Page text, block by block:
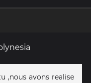
,nous avons realise